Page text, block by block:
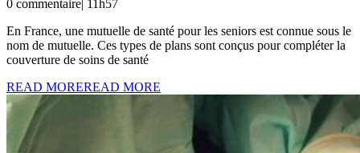
0 commentaire 11h57
En France, une mutuelle de santé pour les seniors est connue sous le
nom de mutuelle. Ces types de plans sont conçus pour compléter la
couverture de soins de santé
READ MOREREAD MORE